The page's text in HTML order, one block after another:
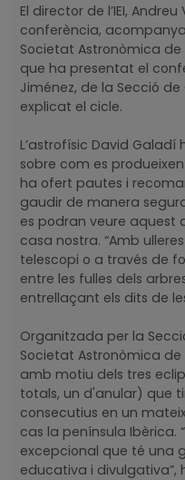
El director de l’IEI,
conferència,
Societat Astronòmica de
que ha presentat el
Jiménez, de la Secció de
explicat el cicle.
L’astrofísic David
sobre com es
ha ofert pautes i
gaudir de manera
es podran veure aquest
casa nostra. “Amb
telescopi o a través de
entre les fulles dels
entrellaçant els dits de
Organitzada per la
Societat Astronòmica de
amb motiu dels tres
totals, un d'anular) que
consecutius en un
cas la península Ibèrica.
excepcional que té una
educativa i divulgativa”,